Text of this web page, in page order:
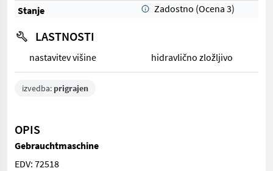
Stanje
Zadostno (Ocena 3)
LASTNOSTI
nastavitev višine hidravlično zložljivo
izvedba: prigrajen
OPIS
Gebrauchtmaschine
EDV: 72518